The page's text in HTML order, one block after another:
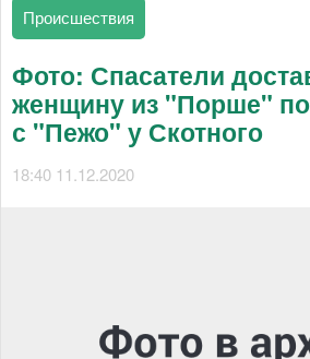
Происшествия
Фото: Спасатели
женщину из "Порше"
с "Пежо" у Скотного
18:40 11.12.2020